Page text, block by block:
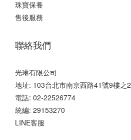
珠寶保養
售後服務
聯絡我們
光琳有限公司
地址: 103台北市南京西路41號9樓之2
電話: 02-22526774
統編: 29153270
LINE客服